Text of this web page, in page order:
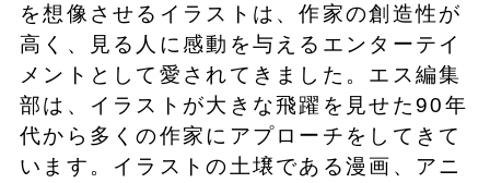
を想像させるイラストは、作家の創造性が
高く、見る人に感動を与えるエンターテイ
メントとして愛されてきました。エス編集
部は、イラストが大きな飛躍を見せた90年
代から多くの作家にアプローチをしてきて
います。イラストの土壌である漫画、アニ